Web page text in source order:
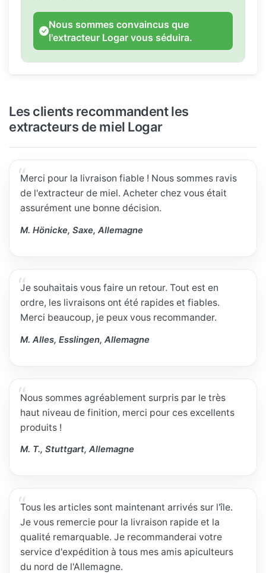
Nous sommes convaincus que
l'extracteur Logar vous séduira.
Les clients recommandent les
extracteurs de miel Logar
Merci pour la livraison fiable ! Nous sommes ravis
de l'extracteur de miel. Acheter chez vous était
assurément une bonne décision.
M. Hönicke, Saxe, Allemagne
Je souhaitais vous faire un retour. Tout est en
ordre, les livraisons ont été rapides et fiables.
Merci beaucoup, je peux vous recommander.
M. Alles, Esslingen, Allemagne
Nous sommes agréablement surpris par le très
haut niveau de finition, merci pour ces excellents
produits !
M. T., Stuttgart, Allemagne
Tous les articles sont maintenant arrivés sur l'île.
Je vous remercie pour la livraison rapide et la
qualité remarquable. Je recommanderai votre
service d'expédition à tous mes amis apiculteurs
du nord de l'Allemagne.